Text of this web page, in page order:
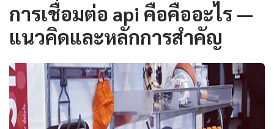
การเชื่อมต่อ api คือคืออะไร —
แนวคิดและหลักการสำคัญ